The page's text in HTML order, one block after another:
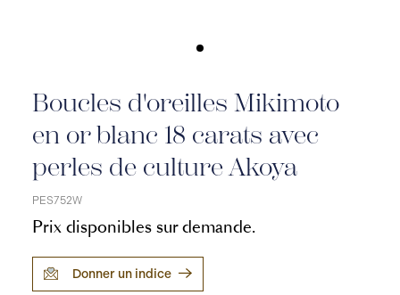
Boucles d'oreilles Mikimoto
en or blanc 18 carats avec
perles de culture Akoya
PES752W
Prix disponibles sur demande.
Donner un indice